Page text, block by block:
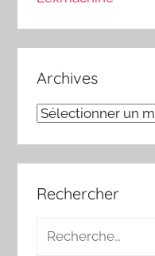
Archives
Archives
Rechercher
Recherche